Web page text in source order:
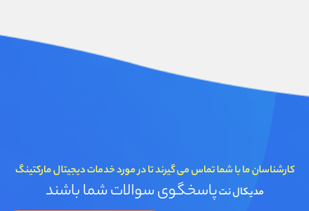
کارشناسان ما با شما تماس می گیرند تا در مورد خدمات دیجیتال مارکتینگ
مدیکال نتپاسخگوی سوالات شما باشند